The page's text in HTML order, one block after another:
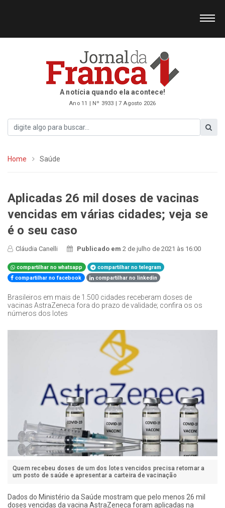
A notícia quando ela acontece!
Ano 11 | Nº 3933 | 7 Agosto 2026
Home Saúde
Aplicadas 26 mil doses de vacinas
vencidas em várias cidades; veja se
é o seu caso
Cláudia Canelli Publicado em2 de julho de 2021 às 16:00
compartilhar no whatsapp
compartilhar no telegram
compartilhar no facebook
compartilhar no linkedin
Brasileiros em mais de 1.500 cidades receberam doses de
vacinas AstraZeneca fora do prazo de validade; confira os os
números dos lotes
Quem recebeu doses de um dos lotes vencidos precisa retornar a
um posto de saúde e apresentar a carteira de vacinação
Dados do Ministério da Saúde mostram que pelo menos 26 mil
doses vencidas da vacina AstraZeneca foram aplicadas na